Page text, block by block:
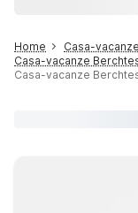
Home
Casa-
Casa-vacanze
Casa-vacanze